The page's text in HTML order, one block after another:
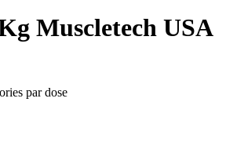
Muscletech USA
par dose